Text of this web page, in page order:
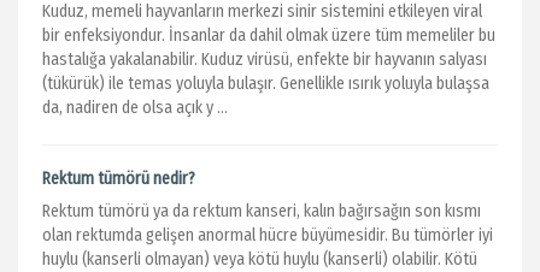
Kuduz, memeli hayvanların merkezi sinir sistemini etkileyen viral
bir enfeksiyondur. İnsanlar da dahil olmak üzere tüm memeliler bu
hastalığa yakalanabilir. Kuduz virüsü, enfekte bir hayvanın salyası
(tükürük) ile temas yoluyla bulaşır. Genellikle ısırık yoluyla bulaşsa
da, nadiren de olsa açık y ...
Rektum tümörü nedir?
Rektum tümörü ya da rektum kanseri, kalın bağırsağın son kısmı
olan rektumda gelişen anormal hücre büyümesidir. Bu tümörler iyi
huylu (kanserli olmayan) veya kötü huylu (kanserli) olabilir. Kötü